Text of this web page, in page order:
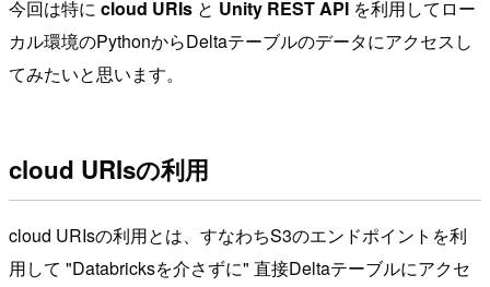
今回は特に cloud URIs と Unity REST API を利用してロー
カル環境のPythonからDeltaテーブルのデータにアクセスし
てみたいと思います。
cloud URIsの利用
cloud URIsの利用とは、すなわちS3のエンドポイントを利
用して "Databricksを介さずに" 直接Deltaテーブルにアクセ